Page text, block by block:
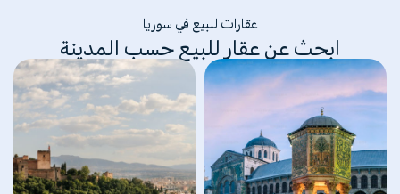
عقارات للبيع في سوريا
ابحث عن عقار للبيع حسب المدينة